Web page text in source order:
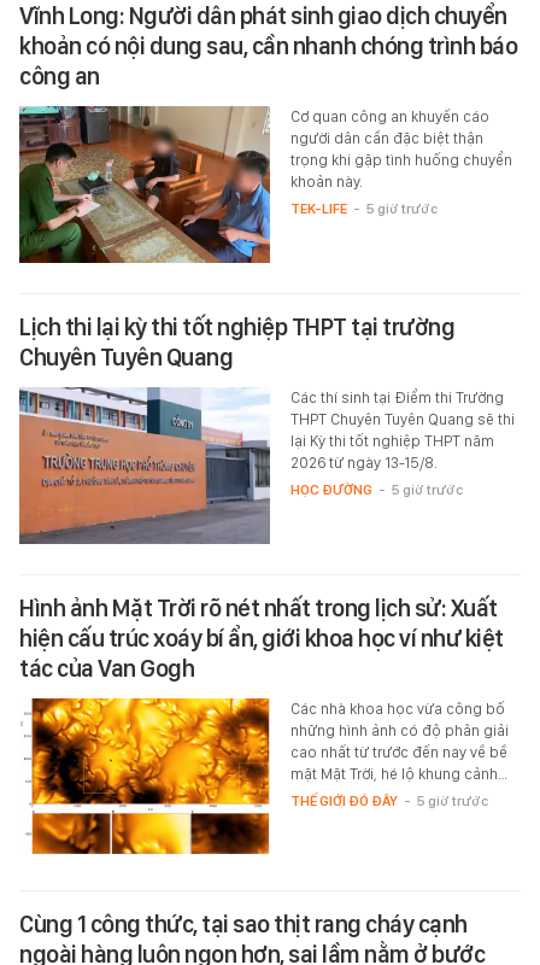
Vĩnh Long: Người dân phát sinh giao dịch chuyển
khoản có nội dung sau, cần nhanh chóng trình báo
công an
Cơ quan công an khuyến cáo
người dân cần đặc biệt thận
trọng khi gặp tình huống chuyển
khoản này.
TEK-LIFE - 5 giờ trước
Lịch thi lại kỳ thi tốt nghiệp THPT tại trường
Chuyên Tuyên Quang
Các thí sinh tại Điểm thi Trường
THPT Chuyên Tuyên Quang sẽ thi
lại Kỳ thi tốt nghiệp THPT năm
2026 từ ngày 13-15/8.
HỌC ĐƯỜNG - 5 giờ trước
Hình ảnh Mặt Trời rõ nét nhất trong lịch sử: Xuất
hiện cấu trúc xoáy bí ẩn, giới khoa học ví như kiệt
tác của Van Gogh
Các nhà khoa học vừa công bố
những hình ảnh có độ phân giải
cao nhất từ trước đến nay về bề
mặt Mặt Trời, hé lộ khung cảnh…
THẾ GIỚI ĐÓ ĐÂY - 5 giờ trước
Cùng 1 công thức, tại sao thịt rang cháy cạnh
ngoài hàng luôn ngon hơn, sai lầm nằm ở bước